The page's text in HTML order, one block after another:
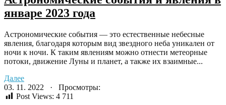
январе 2023 года
Астрономические события — это естественные небесные
явления, благодаря которым вид звездного неба уникален от
ночи к ночи. К таким явлениям можно отнести метеорные
потоки, движение Луны и планет, а также их взаимные...
Далее
03. 11. 2022 · Просмотры:
Post Views: 4 711